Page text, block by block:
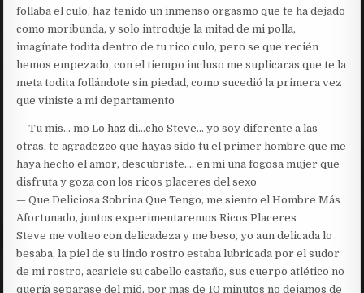
follaba el culo, haz tenido un inmenso orgasmo que te ha dejado
como moribunda, y solo introduje la mitad de mi polla,
imagínate todita dentro de tu rico culo, pero se que recién
hemos empezado, con el tiempo incluso me suplicaras que te la
meta todita follándote sin piedad, como sucedió la primera vez
que viniste a mi departamento
— Tu mis… mo Lo haz di…cho Steve… yo soy diferente a las
otras, te agradezco que hayas sido tu el primer hombre que me
haya hecho el amor, descubriste…. en mi una fogosa mujer que
disfruta y goza con los ricos placeres del sexo
— Que Deliciosa Sobrina Que Tengo, me siento el Hombre Más
Afortunado, juntos experimentaremos Ricos Placeres
Steve me volteo con delicadeza y me beso, yo aun delicada lo
besaba, la piel de su lindo rostro estaba lubricada por el sudor
de mi rostro, acaricie su cabello castaño, sus cuerpo atlético no
quería separase del mió, por mas de 10 minutos no dejamos de